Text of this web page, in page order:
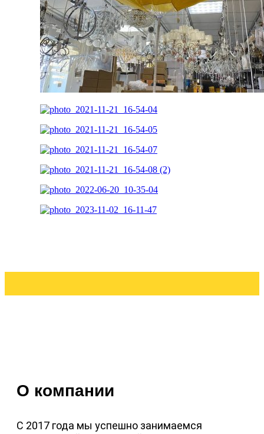
О компании
С 2017 года мы успешно занимаемся